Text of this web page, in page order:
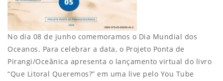
No dia 08 de junho comemoramos o Dia Mundial dos
Oceanos. Para celebrar a data, o Projeto Ponta de
Pirangi/Oceânica apresenta o lançamento virtual do livro
“Que Litoral Queremos?” em uma live pelo You Tube